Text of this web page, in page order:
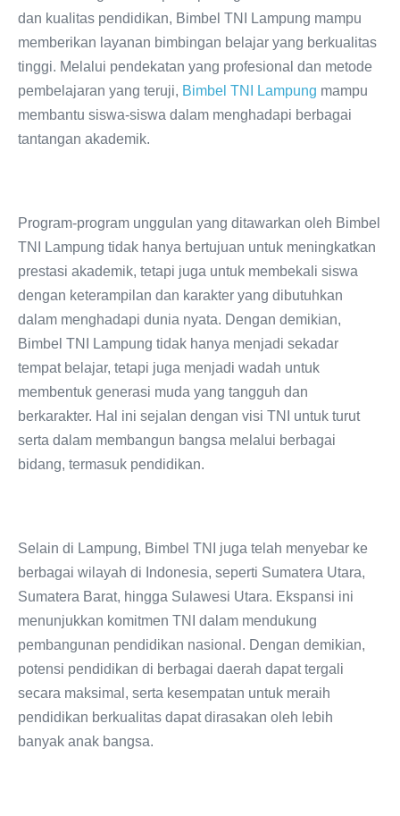
dan kualitas pendidikan, Bimbel TNI Lampung mampu
memberikan layanan bimbingan belajar yang berkualitas
tinggi. Melalui pendekatan yang profesional dan metode
pembelajaran yang teruji, Bimbel TNI Lampung mampu
membantu siswa-siswa dalam menghadapi berbagai
tantangan akademik.
Program-program unggulan yang ditawarkan oleh Bimbel
TNI Lampung tidak hanya bertujuan untuk meningkatkan
prestasi akademik, tetapi juga untuk membekali siswa
dengan keterampilan dan karakter yang dibutuhkan
dalam menghadapi dunia nyata. Dengan demikian,
Bimbel TNI Lampung tidak hanya menjadi sekadar
tempat belajar, tetapi juga menjadi wadah untuk
membentuk generasi muda yang tangguh dan
berkarakter. Hal ini sejalan dengan visi TNI untuk turut
serta dalam membangun bangsa melalui berbagai
bidang, termasuk pendidikan.
Selain di Lampung, Bimbel TNI juga telah menyebar ke
berbagai wilayah di Indonesia, seperti Sumatera Utara,
Sumatera Barat, hingga Sulawesi Utara. Ekspansi ini
menunjukkan komitmen TNI dalam mendukung
pembangunan pendidikan nasional. Dengan demikian,
potensi pendidikan di berbagai daerah dapat tergali
secara maksimal, serta kesempatan untuk meraih
pendidikan berkualitas dapat dirasakan oleh lebih
banyak anak bangsa.